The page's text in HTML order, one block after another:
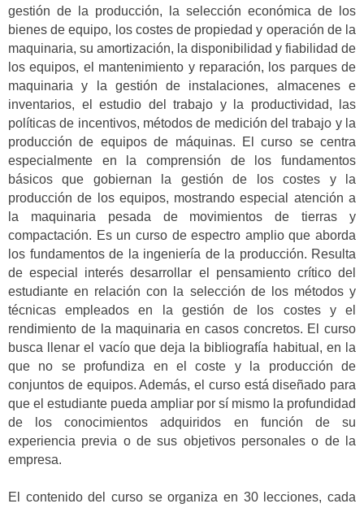
gestión de la producción, la selección económica de los
bienes de equipo, los costes de propiedad y operación de la
maquinaria, su amortización, la disponibilidad y fiabilidad de
los equipos, el mantenimiento y reparación, los parques de
maquinaria y la gestión de instalaciones, almacenes e
inventarios, el estudio del trabajo y la productividad, las
políticas de incentivos, métodos de medición del trabajo y la
producción de equipos de máquinas. El curso se centra
especialmente en la comprensión de los fundamentos
básicos que gobiernan la gestión de los costes y la
producción de los equipos, mostrando especial atención a
la maquinaria pesada de movimientos de tierras y
compactación. Es un curso de espectro amplio que aborda
los fundamentos de la ingeniería de la producción. Resulta
de especial interés desarrollar el pensamiento crítico del
estudiante en relación con la selección de los métodos y
técnicas empleados en la gestión de los costes y el
rendimiento de la maquinaria en casos concretos. El curso
busca llenar el vacío que deja la bibliografía habitual, en la
que no se profundiza en el coste y la producción de
conjuntos de equipos. Además, el curso está diseñado para
que el estudiante pueda ampliar por sí mismo la profundidad
de los conocimientos adquiridos en función de su
experiencia previa o de sus objetivos personales o de la
empresa.
El contenido del curso se organiza en 30 lecciones, cada